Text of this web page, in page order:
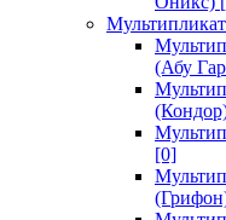
(Абу
[0]